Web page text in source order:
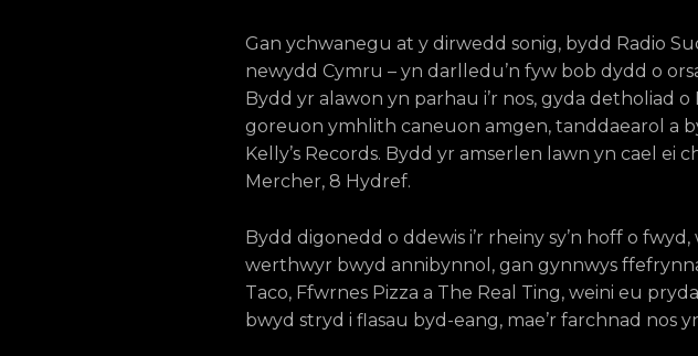
Gan ychwanegu at y dirwedd sonig, bydd Radio
newydd Cymru – yn darlledu’n fyw bob dydd o
Bydd yr alawon yn parhau i’r nos, gyda detholiad o
goreuon ymhlith caneuon amgen, tanddaearol a
Kelly’s Records. Bydd yr amserlen lawn yn cael ei
Mercher, 8 Hydref.
Bydd digonedd o ddewis i’r rheiny sy’n hoff o
werthwyr bwyd annibynnol, gan gynnwys
Taco, Ffwrnes Pizza a The Real Ting, weini eu
bwyd stryd i flasau byd-eang, mae’r farchnad nos